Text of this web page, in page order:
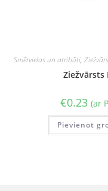
Smērvielas un atribūti,
Ziežvārsts
€0.23 (ar
Pievienot